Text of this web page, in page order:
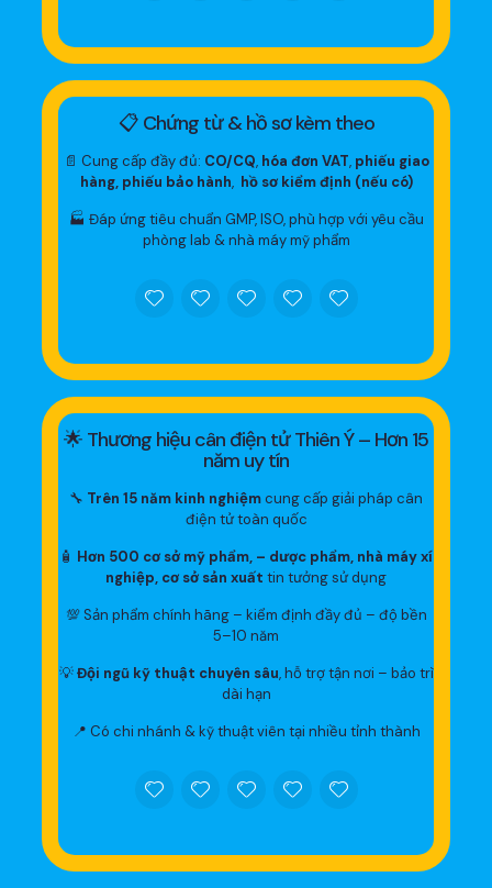
📋 Chứng từ & hồ sơ kèm theo
📄 Cung cấp đầy đủ: CO/CQ, hóa đơn VAT, phiếu giao
hàng, phiếu bảo hành, hồ sơ kiểm định (nếu có)
🏭 Đáp ứng tiêu chuẩn GMP, ISO, phù hợp với yêu cầu
phòng lab & nhà máy mỹ phẩm
🌟 Thương hiệu cân điện tử Thiên Ý – Hơn 15
năm uy tín
🔧 Trên 15 năm kinh nghiệmcung cấp giải pháp cân
điện tử toàn quốc
🧴 Hơn 500 cơ sở mỹ phẩm, – dược phẩm, nhà máy xí
nghiệp, cơ sở sản xuất tin tưởng sử dụng
💯 Sản phẩm chính hãng – kiểm định đầy đủ – độ bền
5–10 năm
💡Đội ngũ kỹ thuật chuyên sâu, hỗ trợ tận nơi – bảo trì
dài hạn
📍 Có chi nhánh & kỹ thuật viên tại nhiều tỉnh thành